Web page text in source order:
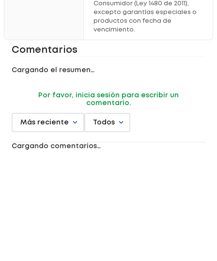
Consumidor (Ley 1480 de 2011),
excepto garantías especiales o
productos con fecha de
vencimiento.
Comentarios
Cargando el resumen…
Por favor, inicia sesión para escribir un
comentario.
Más reciente Todos
Cargando comentarios…